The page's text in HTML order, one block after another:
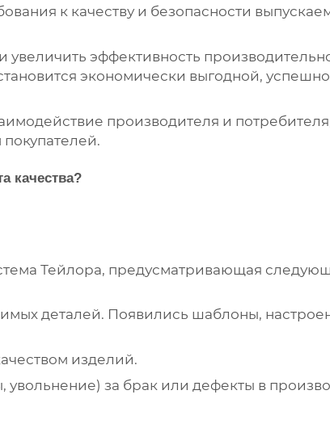
к качеству и безопасности
эффективность
экономически выгодной,
производителя и
качества?
Тейлора, предусматривающая
деталей. Появились шаблоны,
изделий.
за брак или дефекты в